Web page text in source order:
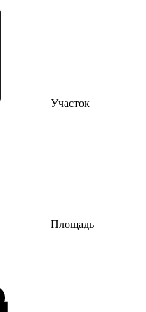
Участок
Площадь